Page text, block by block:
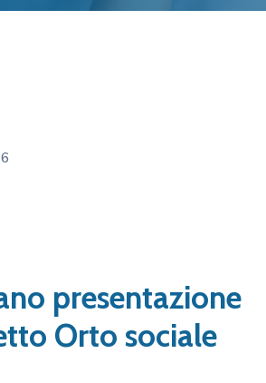
presentazione
Orto sociale